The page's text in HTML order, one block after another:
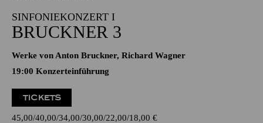
SINFONIEKONZERT I
BRUCKNER 3
Werke von Anton Bruckner, Richard Wagner
19:00 Konzerteinführung
TICKETS
45,00 40,00 34,00 30,00 22,00 18,00 €